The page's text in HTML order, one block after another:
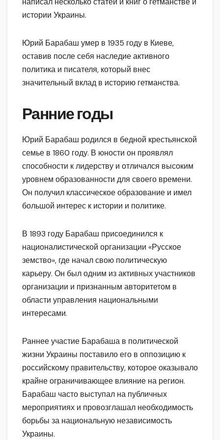
истории Украины.
Юрий Барабаш умер в 1935 году в Киеве,
оставив после себя наследие активного
политика и писателя, который внес
значительный вклад в историю гетманства.
Ранние годы
Юрий Барабаш родился в бедной крестьянской
семье в 1860 году. В юности он проявлял
способности к лидерству и отличался высоким
уровнем образованности для своего времени.
Он получил классическое образование и имел
большой интерес к истории и политике.
В 1893 году Барабаш присоединился к
националистической организации «Русское
земство», где начал свою политическую
карьеру. Он был одним из активных участников
организации и признанным авторитетом в
области управления национальными
интересами.
Раннее участие Барабаша в политической
жизни Украины поставило его в оппозицию к
российскому правительству, которое оказывало
крайне ограничивающее влияние на регион.
Барабаш часто выступал на публичных
мероприятиях и провозглашал необходимость
борьбы за национальную независимость
Украины.